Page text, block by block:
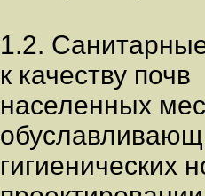
1.2.
к качеству почв
населенных
гигиенических